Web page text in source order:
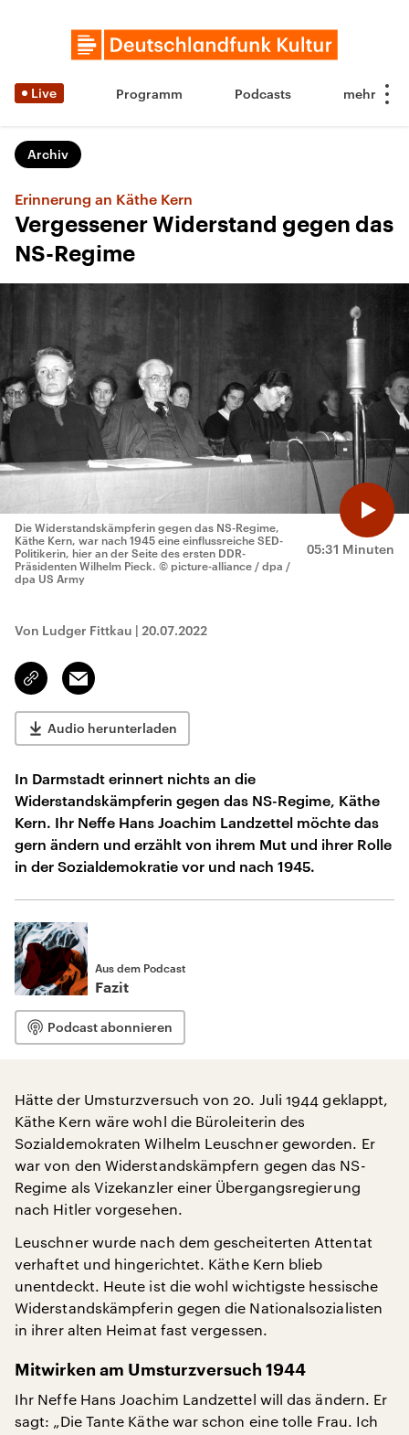
Live Programm Podcasts
Archiv
Erinnerung an Käthe Kern
Vergessener Widerstand gegen das
NS-Regime
05:31 Minuten
Die Widerstandskämpferin gegen das NS-Regime,
Käthe Kern, war nach 1945 eine einflussreiche SED-
Politikerin, hier an der Seite des ersten DDR-
Präsidenten Wilhelm Pieck. © picture-alliance / dpa /
dpa US Army
Von Ludger Fittkau | 20.07.2022
Link
kopieren/teilen
Email
Audio herunterladen
In Darmstadt erinnert nichts an die
Widerstandskämpferin gegen das NS-Regime, Käthe
Kern. Ihr Neffe Hans Joachim Landzettel möchte das
gern ändern und erzählt von ihrem Mut und ihrer Rolle
in der Sozialdemokratie vor und nach 1945.
Aus dem Podcast
Fazit
Podcast abonnieren
Hätte der Umsturzversuch von 20. Juli 1944 geklappt,
Käthe Kern wäre wohl die Büroleiterin des
Sozialdemokraten Wilhelm Leuschner geworden. Er
war von den Widerstandskämpfern gegen das NS-
Regime als Vizekanzler einer Übergangsregierung
nach Hitler vorgesehen.
Leuschner wurde nach dem gescheiterten Attentat
verhaftet und hingerichtet. Käthe Kern blieb
unentdeckt. Heute ist die wohl wichtigste hessische
Widerstandskämpferin gegen die Nationalsozialisten
in ihrer alten Heimat fast vergessen.
Mitwirken am Umsturzversuch 1944
Ihr Neffe Hans Joachim Landzettel will das ändern. Er
sagt: „Die Tante Käthe war schon eine tolle Frau. Ich